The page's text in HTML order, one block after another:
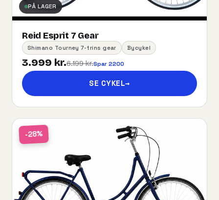
PÅ LAGER
Reid Esprit 7 Gear
Shimano Tourney 7-trins gear Bycykel
3.999 kr.6.199 kr.Spar 2200
SE CYKEL→
-28%